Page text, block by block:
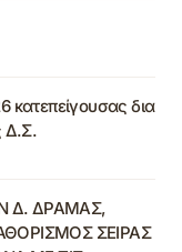
δια
Δ.Σ.
Δ. ΔΡΑΜΑΣ,
ΣΕΙΡΑΣ